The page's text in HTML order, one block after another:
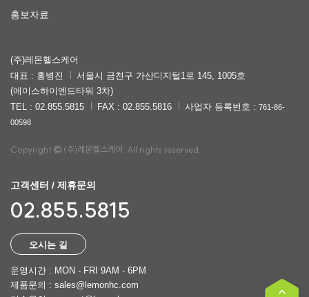
홍보자료
(주)레몬헬스케어
대표 : 홍병진
서울시 금천구 가산디지털1로 145, 1005호
(에이스하이엔드타워 3차)
TEL : 02.855.5815
FAX : 02.855.5816 사업자 등록번호 : 761-86-
00598
Copyright (주)레몬헬스케어. All rights reserved.
고객센터 / 제휴문의
02.855.5815
오시는 길
운영시간 : MON - FRI 9AM - 6PM
제품문의 : sales@lemonhc.com